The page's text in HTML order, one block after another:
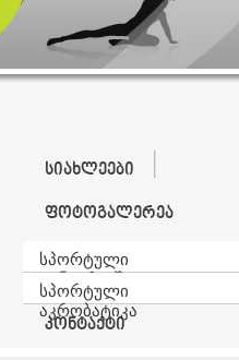
სიახლეები
ფოტოგალერეა
სპორტული
ტანვარჯიში
სპორტული
აკრობატიკა
კონტაქტი